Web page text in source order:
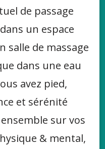
de passage
un espace
salle de massage
dans une eau
avez pied,
et sérénité
sur vos
& mental,